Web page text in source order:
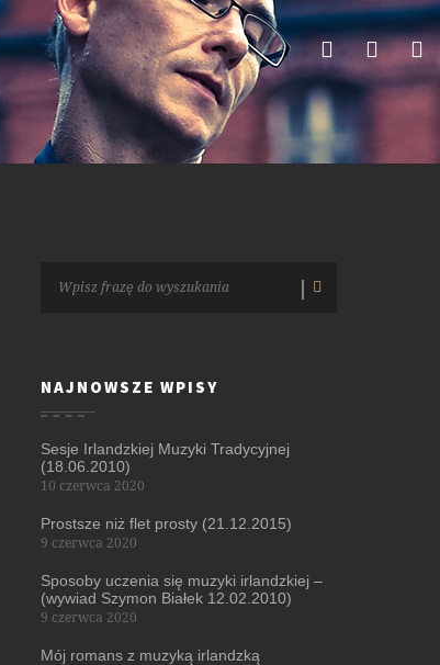
NAJNOWSZE WPISY
Sesje Irlandzkiej Muzyki Tradycyjnej
(18.06.2010)
10 czerwca 2020
Prostsze niż flet prosty (21.12.2015)
9 czerwca 2020
Sposoby uczenia się muzyki irlandzkiej –
(wywiad Szymon Białek 12.02.2010)
9 czerwca 2020
Mój romans z muzyką irlandzką